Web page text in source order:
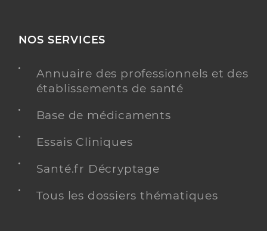
NOS SERVICES
Annuaire des professionnels et des
établissements de santé
Base de médicaments
Essais Cliniques
Santé.fr Décryptage
Tous les dossiers thématiques